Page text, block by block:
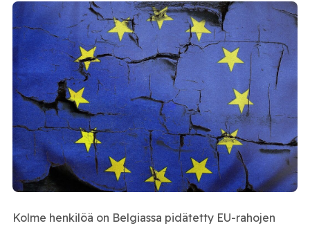
Kolme henkilöä on Belgiassa pidätetty EU-rahojen